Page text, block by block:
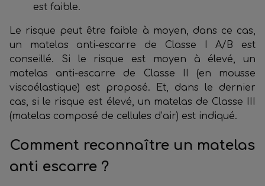
est faible.
Le risque peut être faible à moyen, dans ce cas,
un matelas anti-escarre de Classe I A/B est
conseillé. Si le risque est moyen à élevé, un
matelas anti-escarre de Classe II (en mousse
viscoélastique) est proposé. Et, dans le dernier
cas, si le risque est élevé, un matelas de Classe III
(matelas composé de cellules d’air) est indiqué.
Comment reconnaître un matelas
anti escarre ?